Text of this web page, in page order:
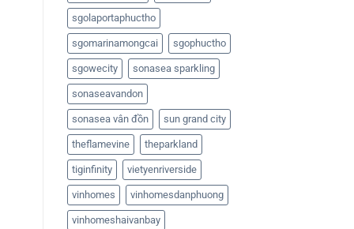
sgolaportaphuctho
sgomarinamongcai sgophuctho
sgowecity sonasea sparkling
sonaseavandon
sonasea vân đồn sun grand city
theflamevine theparkland
tiginfinity vietyenriverside
vinhomes vinhomesdanphuong
vinhomeshaivanbay